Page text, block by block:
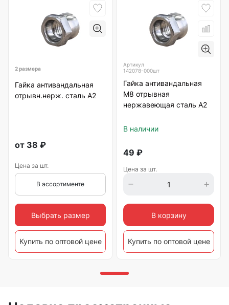
2 размера
Гайка антивандальная
отрывн.нерж. сталь А2
от 38 ₽
Цена за шт.
В ассортименте
Выбрать размер
Купить по оптовой цене
Артикул
142078-000шт
Гайка антивандальная
М8 отрывная
нержавеющая сталь А2
В наличии
49 ₽
Цена за шт.
В корзину
Купить по оптовой цене